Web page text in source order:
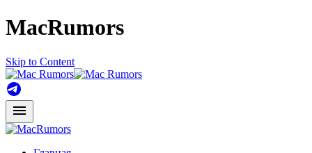
MacRumors
Skip to Content